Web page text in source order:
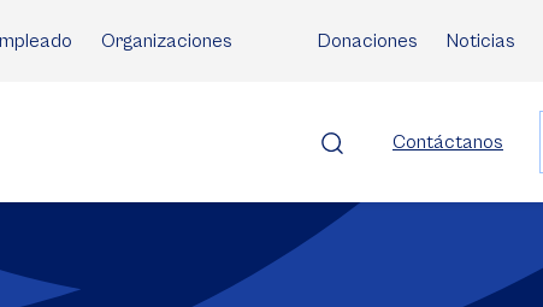
Organizaciones Donaciones Noticias
Contáctanos